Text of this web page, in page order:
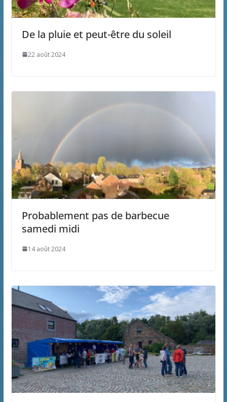
De la pluie et peut-être du soleil
22 août 2024
Probablement pas de barbecue
samedi midi
14 août 2024